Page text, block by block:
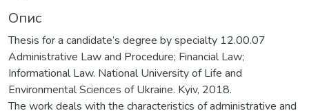
Опис
Thesis for a candidate’s degree by specialty 12.00.07
Administrative Law and Procedure; Financial Law;
Informational Law. National University of Life and
Environmental Sciences of Ukraine. Kyiv, 2018.
The work deals with the characteristics of administrative and